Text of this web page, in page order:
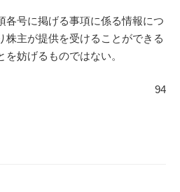
号に掲げる事項に係る情報につ
株主が提供を受けることができる
妨げるものではない。
94